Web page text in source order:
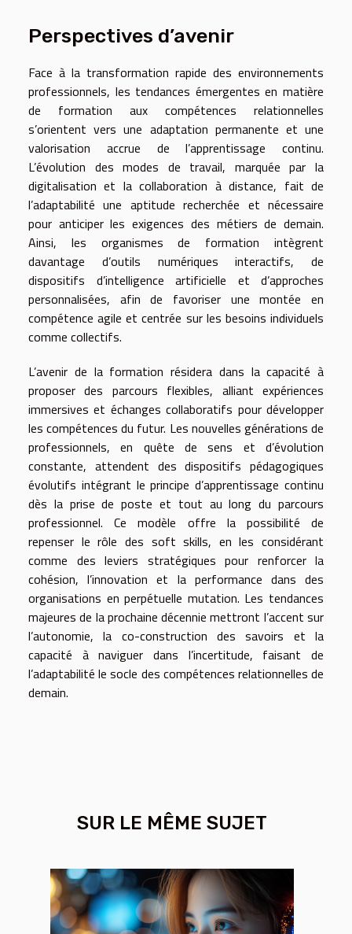
Perspectives d’avenir
Face à la transformation rapide des environnements
professionnels, les tendances émergentes en matière
de formation aux compétences relationnelles
s’orientent vers une adaptation permanente et une
valorisation accrue de l’apprentissage continu.
L’évolution des modes de travail, marquée par la
digitalisation et la collaboration à distance, fait de
l’adaptabilité une aptitude recherchée et nécessaire
pour anticiper les exigences des métiers de demain.
Ainsi, les organismes de formation intègrent
davantage d’outils numériques interactifs, de
dispositifs d’intelligence artificielle et d’approches
personnalisées, afin de favoriser une montée en
compétence agile et centrée sur les besoins individuels
comme collectifs.
L’avenir de la formation résidera dans la capacité à
proposer des parcours flexibles, alliant expériences
immersives et échanges collaboratifs pour développer
les compétences du futur. Les nouvelles générations de
professionnels, en quête de sens et d’évolution
constante, attendent des dispositifs pédagogiques
évolutifs intégrant le principe d’apprentissage continu
dès la prise de poste et tout au long du parcours
professionnel. Ce modèle offre la possibilité de
repenser le rôle des soft skills, en les considérant
comme des leviers stratégiques pour renforcer la
cohésion, l’innovation et la performance dans des
organisations en perpétuelle mutation. Les tendances
majeures de la prochaine décennie mettront l’accent sur
l’autonomie, la co-construction des savoirs et la
capacité à naviguer dans l’incertitude, faisant de
l’adaptabilité le socle des compétences relationnelles de
demain.
SUR LE MÊME SUJET